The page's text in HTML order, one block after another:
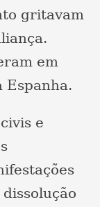
gritavam
em
Espanha.
e